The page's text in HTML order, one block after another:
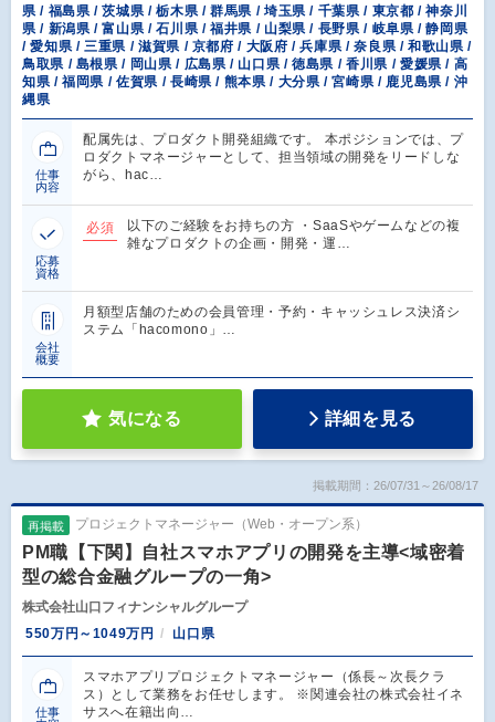
県 / 福島県 / 茨城県 / 栃木県 / 群馬県 / 埼玉県 / 千葉県 / 東京都 / 神奈川
県 / 新潟県 / 富山県 / 石川県 / 福井県 / 山梨県 / 長野県 / 岐阜県 / 静岡県
/ 愛知県 / 三重県 / 滋賀県 / 京都府 / 大阪府 / 兵庫県 / 奈良県 / 和歌山県 /
鳥取県 / 島根県 / 岡山県 / 広島県 / 山口県 / 徳島県 / 香川県 / 愛媛県 / 高
知県 / 福岡県 / 佐賀県 / 長崎県 / 熊本県 / 大分県 / 宮崎県 / 鹿児島県 / 沖
縄県
仕事
内容
配属先は、プロダクト開発組織です。 本ポジションでは、プ
ロダクトマネージャーとして、担当領域の開発をリードしな
がら、hac…
応募
資格
必須
以下のご経験をお持ちの方 ・SaaSやゲームなどの複
雑なプロダクトの企画・開発・運…
会社
概要
月額型店舗のための会員管理・予約・キャッシュレス決済シ
ステム「hacomono」…
気になる 詳細を見る
掲載期間：26/07/31～26/08/17
再掲載 プロジェクトマネージャー（Web・オープン系）
PM職【下関】自社スマホアプリの開発を主導<域密着
型の総合金融グループの一角>
株式会社山口フィナンシャルグループ
550万円～1049万円
山口県
仕事
スマホアプリプロジェクトマネージャー（係長～次長クラ
ス）として業務をお任せします。 ※関連会社の株式会社イネ
サスへ在籍出向…